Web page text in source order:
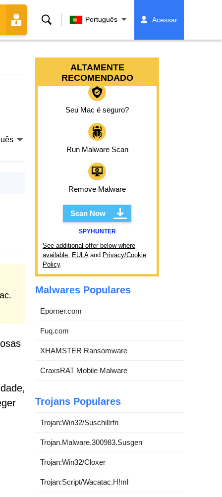
Buscar Português Acessar
ALTAMENTE
RECOMENDADO
Seu Mac é seguro?
Run Malware Scan
Remove Malware
Scan Now
SPYHUNTER
See additional offer below where
available. EULAand Privacy/Cookie
Policy.
Malwares Populares
Eporner.com
Fuq.com
XHAMSTER Ransomware
CraxsRAT Mobile Malware
Trojans Populares
Trojan:Win32/Suschil!rfn
Trojan.Malware.300983.Susgen
Trojan:Win32/Cloxer
Trojan:Script/Wacatac.H!ml